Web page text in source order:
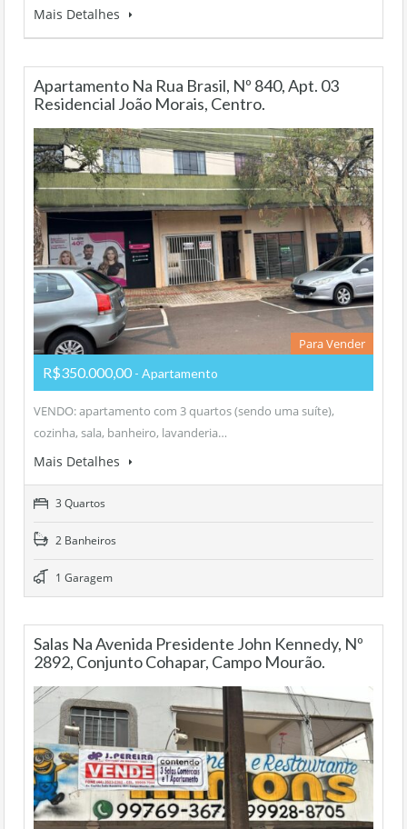
Mais Detalhes
Apartamento Na Rua Brasil, Nº 840, Apt. 03
Residencial João Morais, Centro.
Para Vender
R$350.000,00 - Apartamento
VENDO: apartamento com 3 quartos (sendo uma suíte),
cozinha, sala, banheiro, lavanderia…
Mais Detalhes
3 Quartos
2 Banheiros
1 Garagem
Salas Na Avenida Presidente John Kennedy, Nº
2892, Conjunto Cohapar, Campo Mourão.